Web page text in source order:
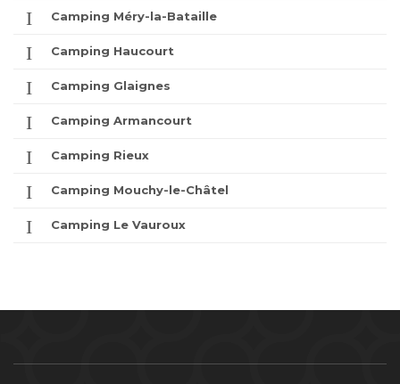
Camping Méry-la-Bataille
Camping Haucourt
Camping Glaignes
Camping Armancourt
Camping Rieux
Camping Mouchy-le-Châtel
Camping Le Vauroux